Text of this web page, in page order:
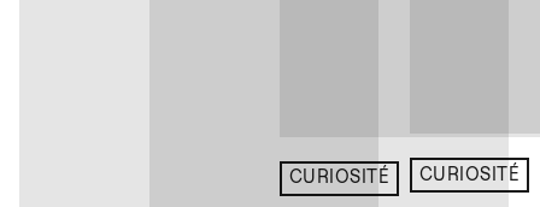
CURIOSITÉ CURIOSITÉ